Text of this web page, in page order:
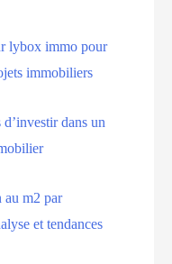
lybox immo pour
immobiliers
d’investir dans un
au m2 par
et tendances